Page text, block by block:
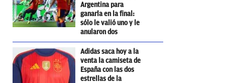
Argentina para
ganarla en la final:
sólo le valió uno y le
anularon dos
Adidas saca hoy a la
venta la camiseta de
España con las dos
estrellas de la